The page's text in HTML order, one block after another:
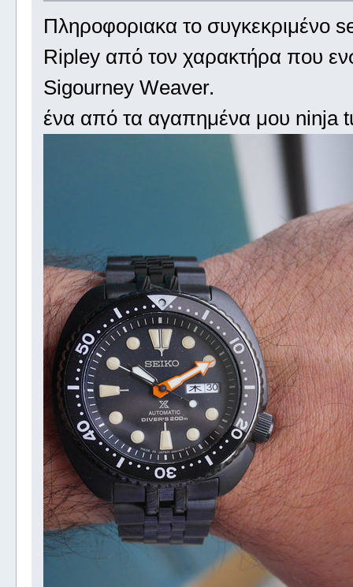
Πληροφοριακα το συγκεκριμένο
Ripley από τον χαρακτήρα που
Sigourney Weaver.
ένα από τα αγαπημένα μου ninja